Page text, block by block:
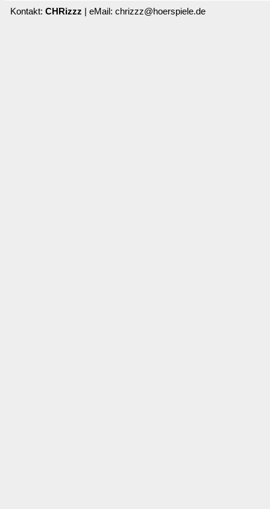
Kontakt: CHRizzz | eMail: chrizzz@hoerspiele.de